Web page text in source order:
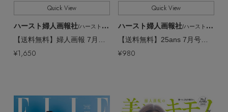
Quick View
ハースト婦人画報社/ハーストフジンガホウシャ
¥1,650
Quick View
ハースト婦人画報社/ハーストフジンガホウシャ
【送料無料】25ans 7月号（2026/5/28発売）
¥980